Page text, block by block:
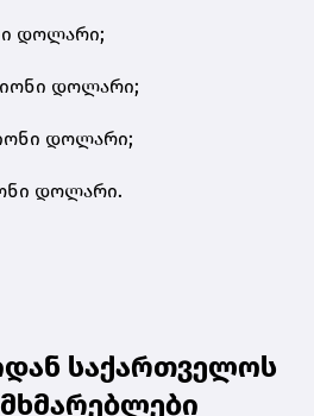
დოლარი;
დოლარი;
დოლარი;
დოლარი.
საქართველოს